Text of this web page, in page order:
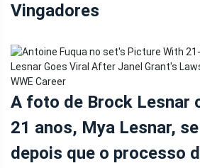
Vingadores
A foto de Brock Lesnar
21 anos, Mya Lesnar,
depois que o processo